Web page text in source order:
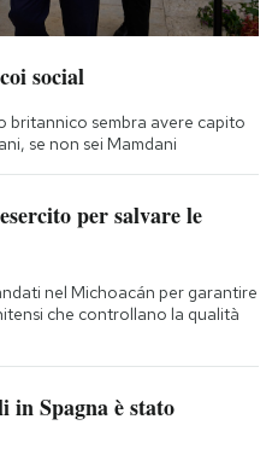
social
britannico sembra avere capito
se non sei Mamdani
per salvare le
nel Michoacán per garantire
che controllano la qualità
Spagna è stato